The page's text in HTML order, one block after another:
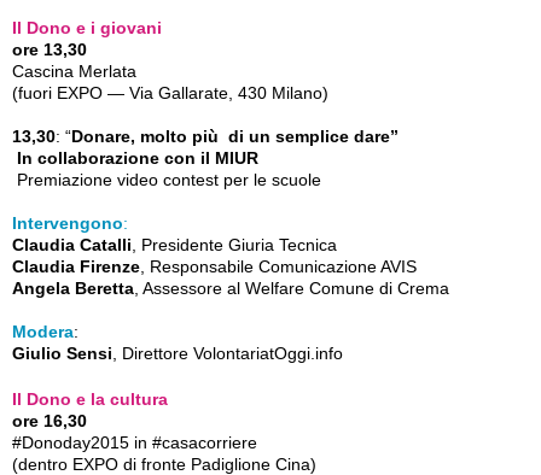
Il Dono e i giovani
ore 13,30
Cascina Merlata
(fuori EXPO — Via Gallarate, 430 Milano)
13,30: “Donare, molto più di un semplice dare”
In collaborazione con il MIUR
Premiazione video contest per le scuole
Intervengono:
Claudia Catalli , Presidente Giuria Tecnica
Claudia Firenze , Responsabile Comunicazione AVIS
Angela Beretta , Assessore al Welfare Comune di Crema
Modera:
Giulio Sensi , Direttore VolontariatOggi.info
Il Dono e la cultura
ore 16,30
#Donoday2015 in #casacorriere
(dentro EXPO di fronte Padiglione Cina)